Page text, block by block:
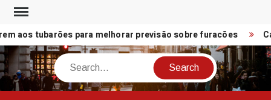
Skip
content
aos tubarões para melhorar previsão sobre furacões
Search